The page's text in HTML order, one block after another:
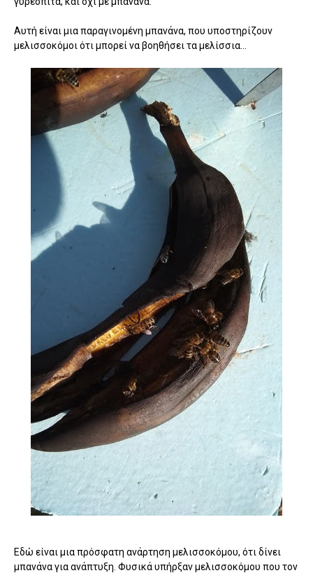
Αυτή είναι μια παραγινομένη μπανάνα, που υποστηρίζουν
μελισσοκόμοι ότι μπορεί να βοηθήσει τα μελίσσια...
Εδώ είναι μια πρόσφατη ανάρτηση μελισσοκόμου, ότι δίνει
μπανάνα για ανάπτυξη. Φυσικά υπήρξαν μελισσοκόμου που τον